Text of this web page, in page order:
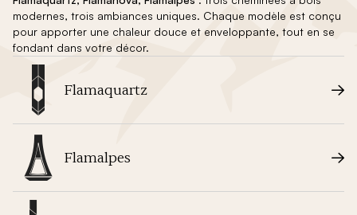
modernes, trois ambiances uniques. Chaque modèle est conçu
pour apporter une chaleur douce et enveloppante, tout en se
fondant dans votre décor.
Flamaquartz
Flamalpes